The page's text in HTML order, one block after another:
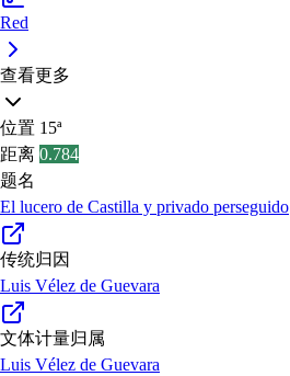
Red
查看更多
位置 15ª
距离 0.784
题名
El lucero de Castilla y privado perseguido
传统归因
Luis Vélez de Guevara
文体计量归属
Luis Vélez de Guevara